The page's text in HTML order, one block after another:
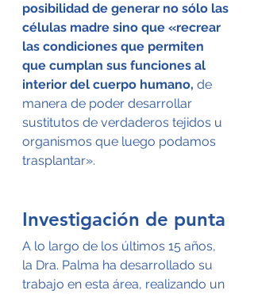
posibilidad de generar no sólo las
células madre sino que «recrear
las condiciones que permiten
que cumplan sus funciones al
interior del cuerpo humano, de
manera de poder desarrollar
sustitutos de verdaderos tejidos u
organismos que luego podamos
trasplantar».
Investigación de punta
A lo largo de los últimos 15 años,
la Dra. Palma ha desarrollado su
trabajo en esta área, realizando un